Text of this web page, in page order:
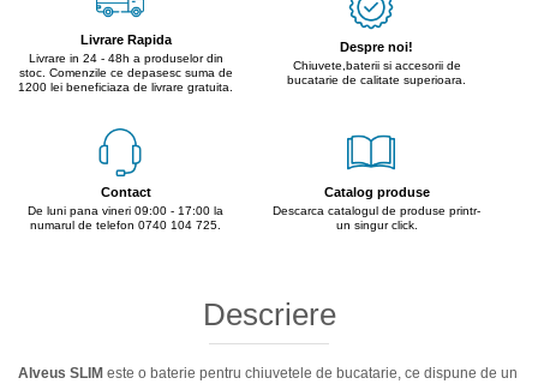
Livrare Rapida
Livrare in 24 - 48h a produselor din
stoc. Comenzile ce depasesc suma de
1200 lei beneficiaza de livrare gratuita.
Despre noi!
Chiuvete,baterii si accesorii de
bucatarie de calitate superioara.
Contact
De luni pana vineri 09:00 - 17:00 la
numarul de telefon 0740 104 725.
Catalog produse
Descarca catalogul de produse printr-
un singur click.
Descriere
Alveus SLIM este o baterie pentru chiuvetele de bucatarie, ce dispune de un